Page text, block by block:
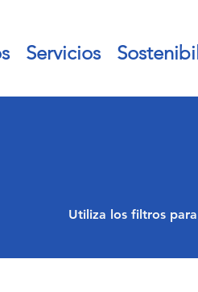
Servicios
Utiliza los filtros